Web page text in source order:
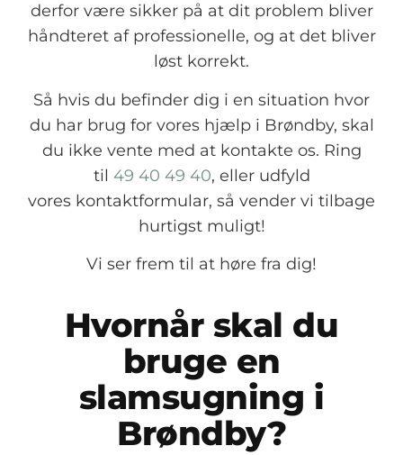
derfor være sikker på at dit problem bliver
håndteret af professionelle, og at det bliver
løst korrekt.
Så hvis du befinder dig i en situation hvor
du har brug for vores hjælp i Brøndby, skal
du ikke vente med at kontakte os. Ring
til 49 40 49 40, eller udfyld
vores kontaktformular, så vender vi tilbage
hurtigst muligt!
Vi ser frem til at høre fra dig!
Hvornår skal du
bruge en
slamsugning i
Brøndby?